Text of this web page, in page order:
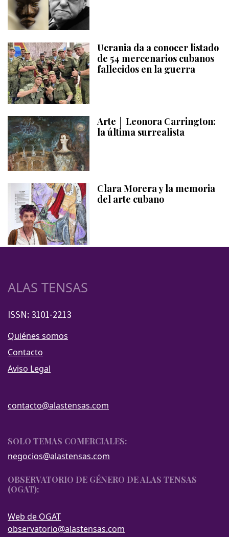
Ucrania da a conocer listado
de 54 mercenarios cubanos
fallecidos en la guerra
Arte │ Leonora Carrington:
la última surrealista
Clara Morera y la memoria
del arte cubano
ALAS TENSAS
ISSN: 3101-2213
Quiénes somos
Contacto
Aviso Legal
contacto@alastensas.com
SOLO TEMAS COMERCIALES:
negocios@alastensas.com
OBSERVATORIO DE GÉNERO DE ALAS TENSAS
(OGAT):
Web de OGAT
observatorio@alastensas.com